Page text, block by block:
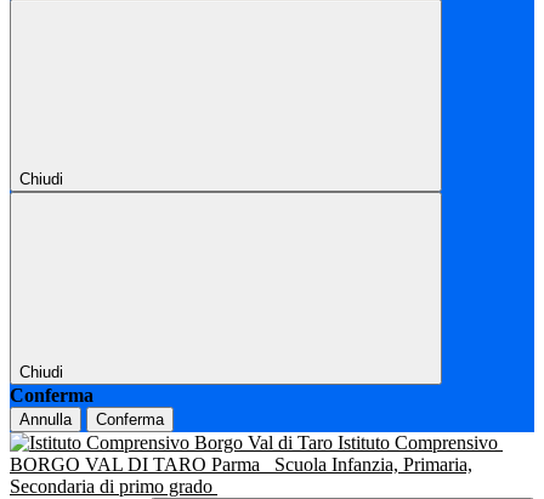
Chiudi
Chiudi
Conferma
Annulla Conferma
Istituto Comprensivo
BORGO VAL DI TARO Parma
Scuola Infanzia, Primaria,
Secondaria di primo grado